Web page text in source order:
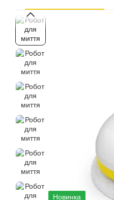
Новинка